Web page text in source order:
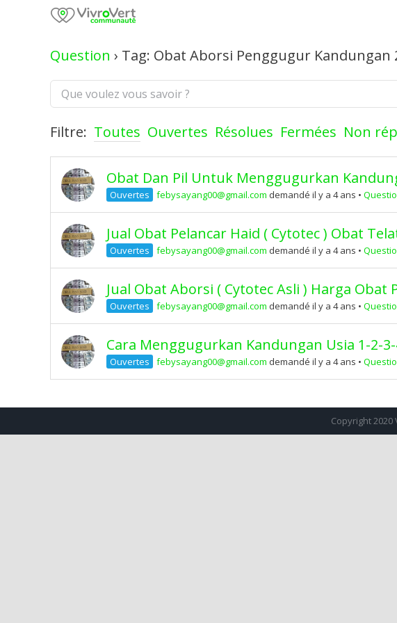
Question › Tag: Obat Aborsi Penggugur Kandungan
Filtre: Toutes Ouvertes Résolues Fermées Non
Obat Dan Pil Untuk Menggugurkan
Ouvertes febysayang00@gmail.com demandé il y a 4 ans •
Jual Obat Pelancar Haid ( Cytotec ) Obat
Ouvertes febysayang00@gmail.com demandé il y a 4 ans •
Jual Obat Aborsi ( Cytotec Asli ) Harga
Ouvertes febysayang00@gmail.com demandé il y a 4 ans •
Cara Menggugurkan Kandungan Usia 1-2-
Ouvertes febysayang00@gmail.com demandé il y a 4 ans •
Copyright 2020